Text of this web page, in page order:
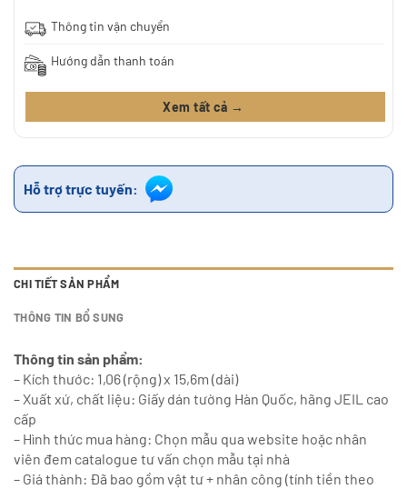
Thông tin vận chuyển
Hướng dẫn thanh toán
Xem tất cả →
Hỗ trợ trực tuyến:
CHI TIẾT SẢN PHẨM
THÔNG TIN BỔ SUNG
Thông tin sản phẩm:
– Kích thước: 1,06 (rộng) x 15,6m (dài)
– Xuất xứ, chất liệu: Giấy dán tường Hàn Quốc, hãng JEIL cao
cấp
– Hình thức mua hàng: Chọn mẫu qua website hoặc nhân
viên đem catalogue tư vấn chọn mẫu tại nhà
– Giá thành: Đã bao gồm vật tư + nhân công (tính tiền theo